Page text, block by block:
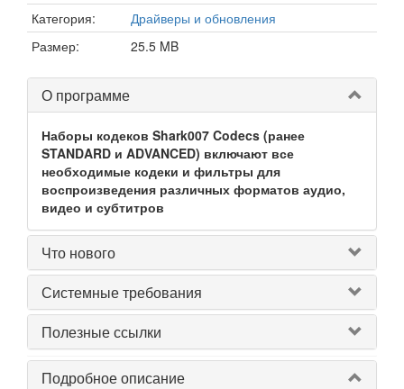
Категория:
Драйверы и обновления
Размер:
25.5 MB
О программе
Наборы кодеков Shark007 Codecs (ранее
STANDARD и ADVANCED) включают все
необходимые кодеки и фильтры для
воспроизведения различных форматов аудио,
видео и субтитров
Что нового
Системные требования
Полезные ссылки
Подробное описание